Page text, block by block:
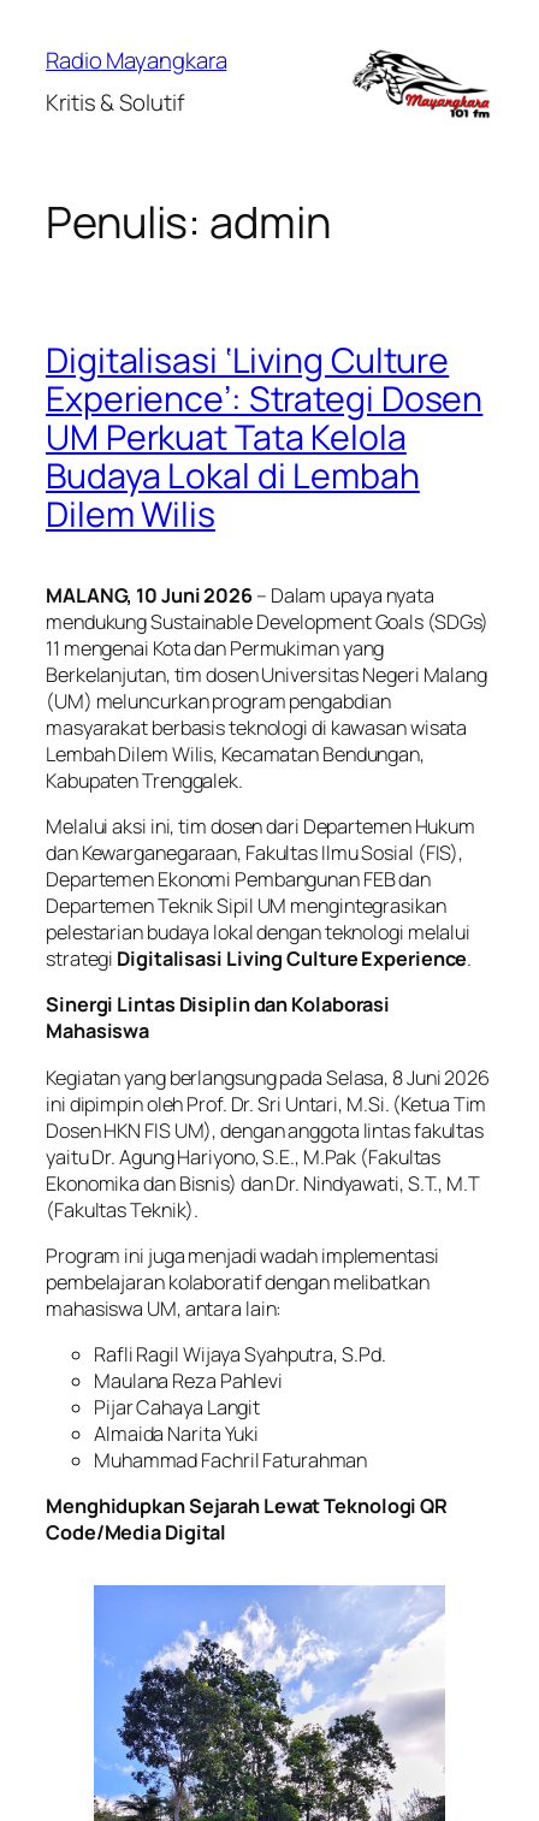
Radio Mayangkara
Kritis & Solutif
Penulis: admin
Digitalisasi ‘Living Culture
Experience’: Strategi Dosen
UM Perkuat Tata Kelola
Budaya Lokal di Lembah
Dilem Wilis
MALANG, 10 Juni 2026– Dalam upaya nyata
mendukung Sustainable Development Goals (SDGs)
11 mengenai Kota dan Permukiman yang
Berkelanjutan, tim dosen Universitas Negeri Malang
(UM) meluncurkan program pengabdian
masyarakat berbasis teknologi di kawasan wisata
Lembah Dilem Wilis, Kecamatan Bendungan,
Kabupaten Trenggalek.
Melalui aksi ini, tim dosen dari Departemen Hukum
dan Kewarganegaraan, Fakultas Ilmu Sosial (FIS),
Departemen Ekonomi Pembangunan FEB dan
Departemen Teknik Sipil UM mengintegrasikan
pelestarian budaya lokal dengan teknologi melalui
strategi Digitalisasi Living Culture Experience.
Sinergi Lintas Disiplin dan Kolaborasi
Mahasiswa
Kegiatan yang berlangsung pada Selasa, 8 Juni 2026
ini dipimpin oleh Prof. Dr. Sri Untari, M.Si. (Ketua Tim
Dosen HKN FIS UM), dengan anggota lintas fakultas
yaitu Dr. Agung Hariyono, S.E., M.Pak (Fakultas
Ekonomika dan Bisnis) dan Dr. Nindyawati, S.T., M.T
(Fakultas Teknik).
Program ini juga menjadi wadah implementasi
pembelajaran kolaboratif dengan melibatkan
mahasiswa UM, antara lain:
Rafli Ragil Wijaya Syahputra, S.Pd.
Maulana Reza Pahlevi
Pijar Cahaya Langit
Almaida Narita Yuki
Muhammad Fachril Faturahman
Menghidupkan Sejarah Lewat Teknologi QR
Code/Media Digital